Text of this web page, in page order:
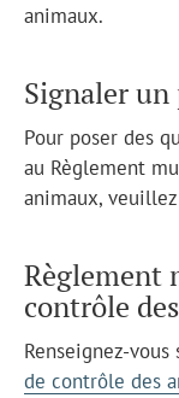
animaux.
Signaler
Pour poser des
au Règlement
animaux,
Règlement
contrôle
Renseignez-vous
de contrôle des